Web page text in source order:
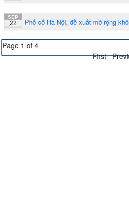
SEP
22 Phố cổ Hà Nội, đề xuất mở rộng
Page 1 of 4
First